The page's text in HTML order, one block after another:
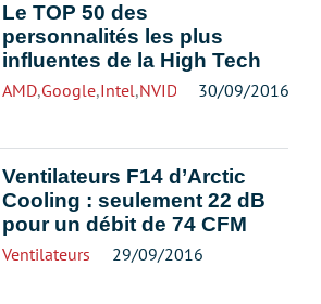
Le TOP 50 des
personnalités les plus
influentes de la High Tech
AMD,Google,Intel,NVIDIA Samsung
30/09/2016
Ventilateurs F14 d’Arctic
Cooling : seulement 22 dB
pour un débit de 74 CFM
Ventilateurs 29/09/2016